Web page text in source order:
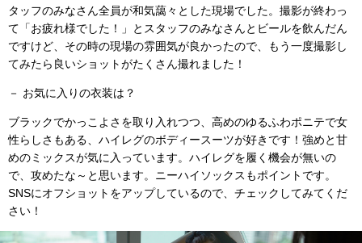
タッフのみなさん全員が和気藹々とした現場でした。撮影が終わっ
て「お疲れ様でした！」とスタッフのみなさんとビールを飲んだん
ですけど、その時の現場の雰囲気が良かったので、もう一度撮影し
てみたら良いショットがたくさん撮れました！
－ お気に入りの衣装は？
ブラックでかっこよさを取り入れつつ、高めのゆるふわポニテで女
性らしさもある、ハイレグのボディースーツが好きです！強めと甘
めのミックスが気に入っています。ハイレグを履く機会が無いの
で、攻めたな～と思います。ニーハイソックスもポイントです。
SNSにオフショットをアップしているので、チェックしてみてくだ
さい！